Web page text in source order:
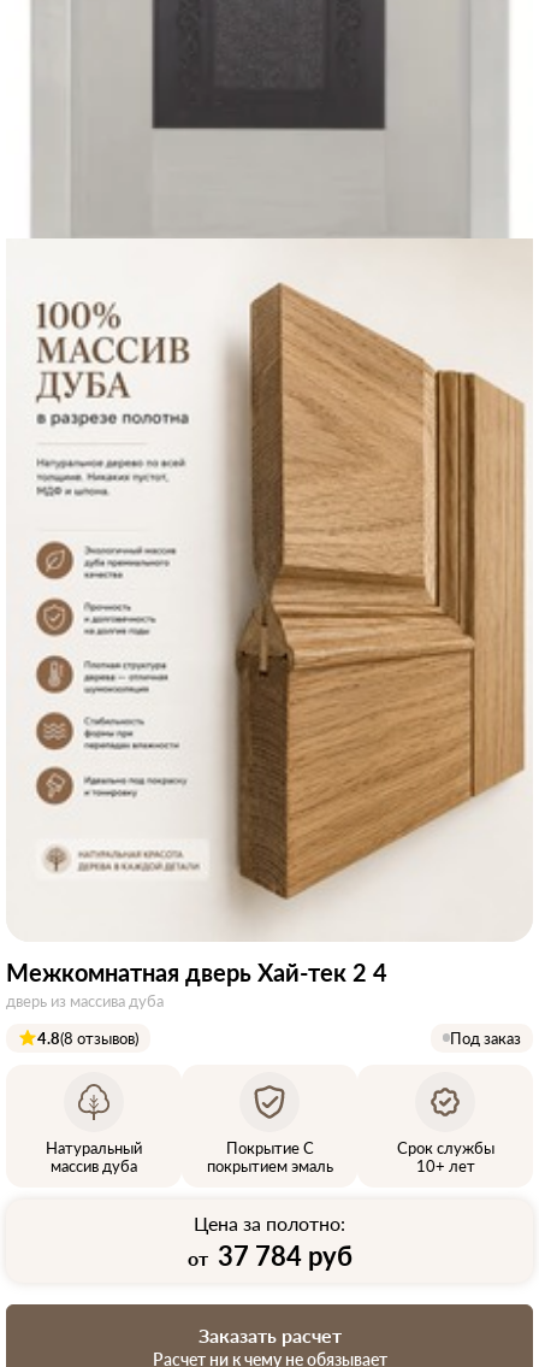
Межкомнатная дверь Хай‑тек 2 4
дверь из массива дуба
4.8(8 отзывов) Под заказ
Натуральный
массив дуба
Покрытие С
покрытием эмаль
Срок службы
10+ лет
Цена за полотно:
от 37 784 руб
Заказать расчет
Расчет ни к чему не обязывает